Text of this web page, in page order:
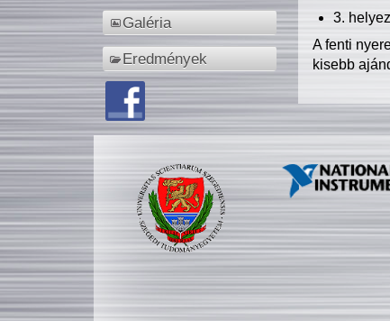
Galéria
Eredmények
3.
A fenti
kisebb